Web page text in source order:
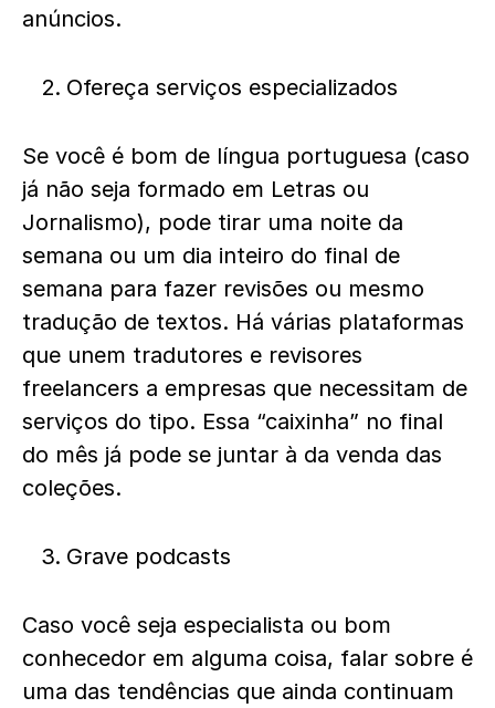
anúncios.
Ofereça serviços especializados
Se você é bom de língua portuguesa (caso
já não seja formado em Letras ou
Jornalismo), pode tirar uma noite da
semana ou um dia inteiro do final de
semana para fazer revisões ou mesmo
tradução de textos. Há várias plataformas
que unem tradutores e revisores
freelancers a empresas que necessitam de
serviços do tipo. Essa “caixinha” no final
do mês já pode se juntar à da venda das
coleções.
Grave podcasts
Caso você seja especialista ou bom
conhecedor em alguma coisa, falar sobre é
uma das tendências que ainda continuam